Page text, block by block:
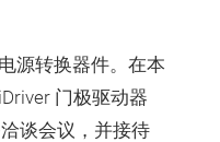
源转换器件。在本
门极驱动器
谈会议，并接待